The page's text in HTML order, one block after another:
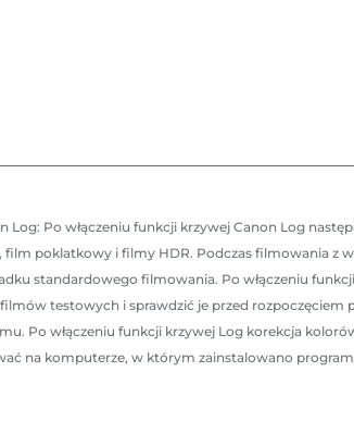
Po włączeniu funkcji krzywej Canon Log
poklatkowy i filmy HDR. Podczas filmowania z
standardowego filmowania. Po włączeniu
testowych i sprawdzić je przed rozpoczęciem
Po włączeniu funkcji krzywej Log korekcja
na komputerze, w którym zainstalowano